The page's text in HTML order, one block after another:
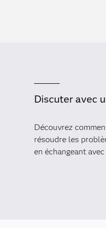
Discuter avec
Découvrez
résoudre les
en échangeant